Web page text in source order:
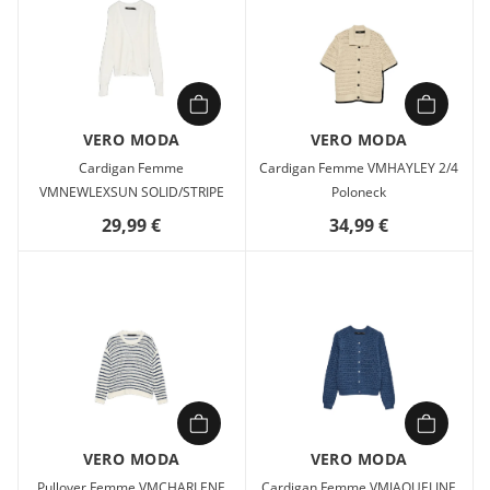
VERO MODA
Cardigan Femme
VMNEWLEXSUN SOLID/STRIPE
29,99 €
VERO MODA
Cardigan Femme VMHAYLEY 2/4
Poloneck
34,99 €
VERO MODA VERO MODA